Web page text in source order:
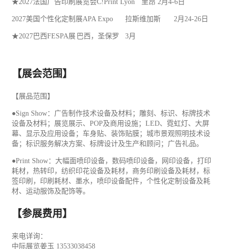
★2027法国广告印刷展览会C!Print Lyon 里昂 2月4-6日
2027美国个性化定制展APA Expo 拉斯维加斯 2月24-26日
★2027巴西FESPA展 巴西，圣保罗 3月
【展会范围】
【展品范围】
●Sign Show： 广告制作技术设备及材料；雕刻、标识、标牌技术
设备及材料；展览展示、POP及商用设施；LED、霓虹灯、大屏
幕、显示及应用设备；车身贴、装饰贴膜；城市景观照明技术设
备；标识服务解决方案、标牌设计及生产和顾问；广告礼品。
●Print Show：大幅面喷印设备，数码喷印设备，网印设备，打印
耗材，热转印， 纺织印花设备及耗材，商务印刷 设备及耗材，标
签印刷，印刷耗材、墨水，喷印设备配件，个性化定制设备及耗
材、运动服饰及配饰等。
【参展费用】
来电详询：
中际展览姜玉 13533038458